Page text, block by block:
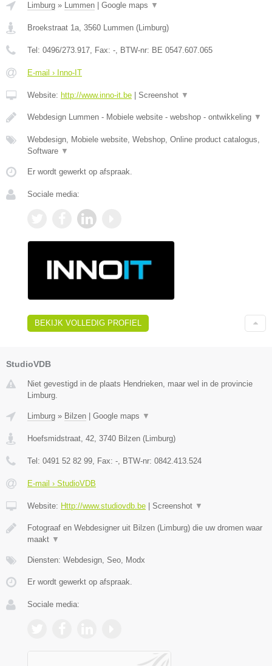
Limburg » Lummen Google maps ▼
Broekstraat 1a, 3560 Lummen (Limburg)
Tel: 0496/273.917, Fax: -, BTW-nr: BE 0547.607.065
E-mail › Inno-IT
Website: http://www.inno-it.be Screenshot ▼
Webdesign Lummen - Mobiele website - webshop - ontwikkeling ▼
Webdesign, Mobiele website, Webshop, Online product catalogus,
Software ▼
Er wordt gewerkt op afspraak.
Sociale media:
BEKIJK VOLLEDIG PROFIEL
StudioVDB
Niet gevestigd in de plaats Hendrieken, maar wel in de provincie
Limburg.
Limburg » Bilzen Google maps ▼
Hoefsmidstraat, 42, 3740 Bilzen (Limburg)
Tel: 0491 52 82 99, Fax: -, BTW-nr: 0842.413.524
E-mail › StudioVDB
Website: Http://www.studiovdb.be Screenshot ▼
Fotograaf en Webdesigner uit Bilzen (Limburg) die uw dromen waar
maakt ▼
Diensten: Webdesign, Seo, Modx
Er wordt gewerkt op afspraak.
Sociale media: